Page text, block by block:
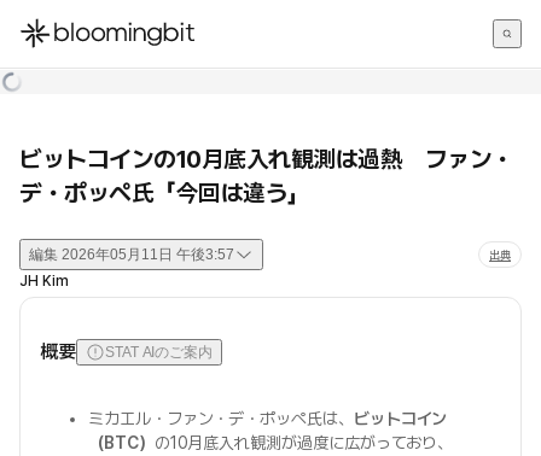
한국어
ビットコインの10月底入れ観測は過熱 ファン・
デ・ポッペ氏「今回は違う」
編集 2026年05月11日 午後3:57 出典
JH Kim
概要 STAT AIのご案内
ミカエル・ファン・デ・ポッペ氏は、 ビットコイン
（BTC） の10月底入れ観測が過度に広がっており、